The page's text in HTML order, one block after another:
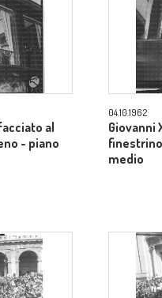
al
- piano
04.10.1962
Giovanni
medio